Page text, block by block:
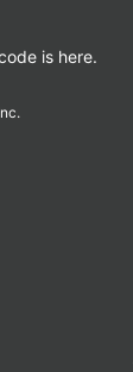
is here.